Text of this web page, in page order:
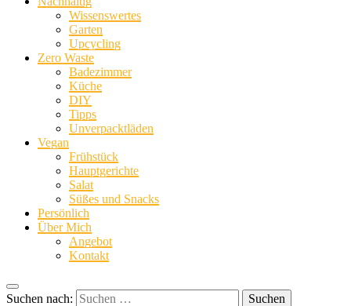
viele-
kleine-
dinge
Wissenswertes
Garten
Upcycling
Zero Waste
Badezimmer
Küche
DIY
Tipps
Unverpacktläden
Vegan
Frühstück
Hauptgerichte
Salat
Süßes und Snacks
Persönlich
Über Mich
Angebot
Kontakt
Suchen nach: